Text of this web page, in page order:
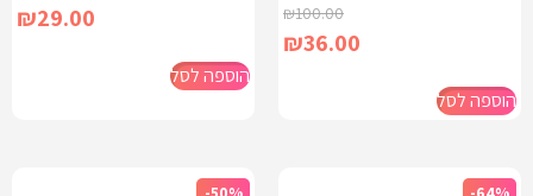
₪100.00
₪36.00
הוספה לסל
₪29.00
הוספה לסל